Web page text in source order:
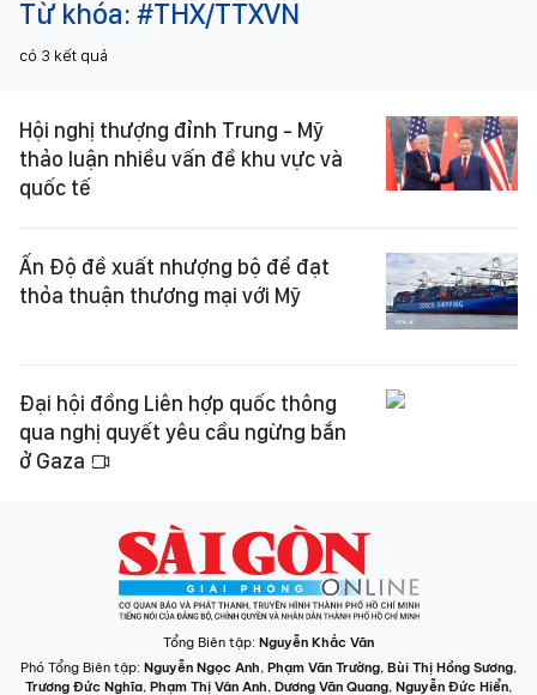
Từ khóa: #THX/TTXVN
có 3 kết quả
Hội nghị thượng đỉnh Trung - Mỹ
thảo luận nhiều vấn đề khu vực và
quốc tế
Ấn Độ đề xuất nhượng bộ để đạt
thỏa thuận thương mại với Mỹ
Đại hội đồng Liên hợp quốc thông
qua nghị quyết yêu cầu ngừng bắn
ở Gaza
Tổng Biên tập: Nguyễn Khắc Văn
Phó Tổng Biên tập: Nguyễn Ngọc Anh, Phạm Văn Trường, Bùi Thị Hồng Sương,
Trương Đức Nghĩa, Phạm Thị Vân Anh, Dương Văn Quang, Nguyễn Đức Hiển,